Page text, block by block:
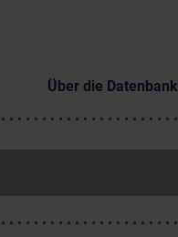
Über die Datenbank